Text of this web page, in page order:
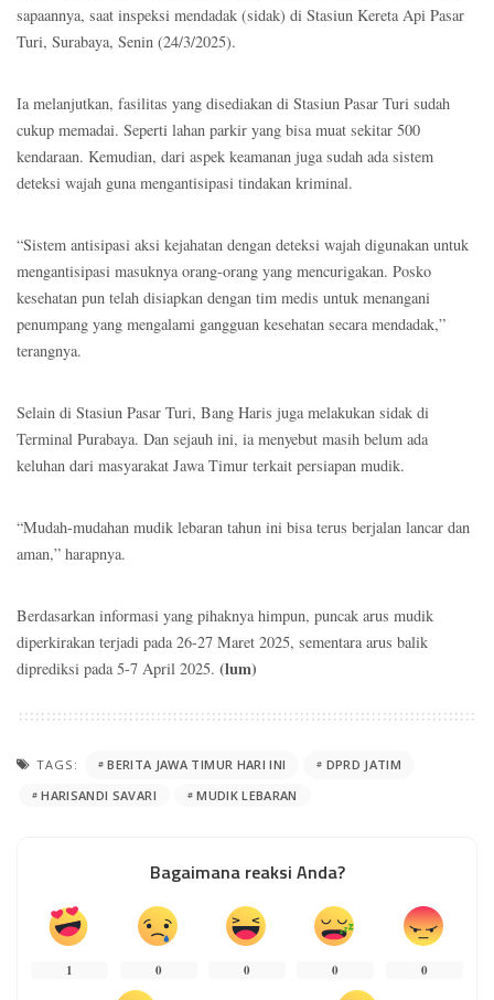
sapaannya, saat inspeksi mendadak (sidak) di Stasiun Kereta Api Pasar
Turi, Surabaya, Senin (24/3/2025).
Ia melanjutkan, fasilitas yang disediakan di Stasiun Pasar Turi sudah
cukup memadai. Seperti lahan parkir yang bisa muat sekitar 500
kendaraan. Kemudian, dari aspek keamanan juga sudah ada sistem
deteksi wajah guna mengantisipasi tindakan kriminal.
“Sistem antisipasi aksi kejahatan dengan deteksi wajah digunakan untuk
mengantisipasi masuknya orang-orang yang mencurigakan. Posko
kesehatan pun telah disiapkan dengan tim medis untuk menangani
penumpang yang mengalami gangguan kesehatan secara mendadak,”
terangnya.
Selain di Stasiun Pasar Turi, Bang Haris juga melakukan sidak di
Terminal Purabaya. Dan sejauh ini, ia menyebut masih belum ada
keluhan dari masyarakat Jawa Timur terkait persiapan mudik.
“Mudah-mudahan mudik lebaran tahun ini bisa terus berjalan lancar dan
aman,” harapnya.
Berdasarkan informasi yang pihaknya himpun, puncak arus mudik
diperkirakan terjadi pada 26-27 Maret 2025, sementara arus balik
diprediksi pada 5-7 April 2025. (lum)
TAGS: BERITA JAWA TIMUR HARI INI
DPRD JATIM
HARISANDI SAVARI
MUDIK LEBARAN
Bagaimana reaksi Anda?
1 0 0 0 0